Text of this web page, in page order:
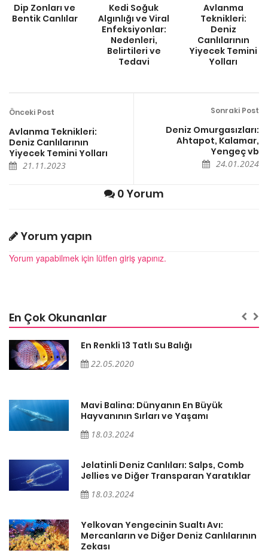
Dip Zonları ve
Bentik Canlılar
Kedi Soğuk
Algınlığı ve Viral
Enfeksiyonlar:
Nedenleri,
Belirtileri ve
Tedavi
Avlanma
Teknikleri:
Deniz
Canlılarının
Yiyecek Temini
Yolları
Önceki Post
Avlanma Teknikleri:
Deniz Canlılarının
Yiyecek Temini Yolları
21.11.2023
Sonraki Post
Deniz Omurgasızları:
Ahtapot, Kalamar,
Yengeç vb
24.01.2024
0 Yorum
Yorum yapın
Yorum yapabilmek için lütfen giriş yapınız.
En Çok Okunanlar
En Renkli 13 Tatlı Su Balığı
22.05.2020
Mavi Balina: Dünyanın En Büyük
Hayvanının Sırları ve Yaşamı
18.03.2024
Jelatinli Deniz Canlıları: Salps, Comb
Jellies ve Diğer Transparan Yaratıklar
18.03.2024
Yelkovan Yengecinin Sualtı Avı:
Mercanların ve Diğer Deniz Canlılarının
Zekası